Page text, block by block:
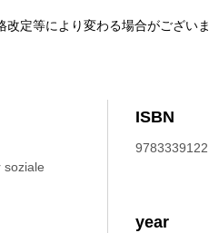
soziale
ISBN
year
改定等により変わる場合がござい